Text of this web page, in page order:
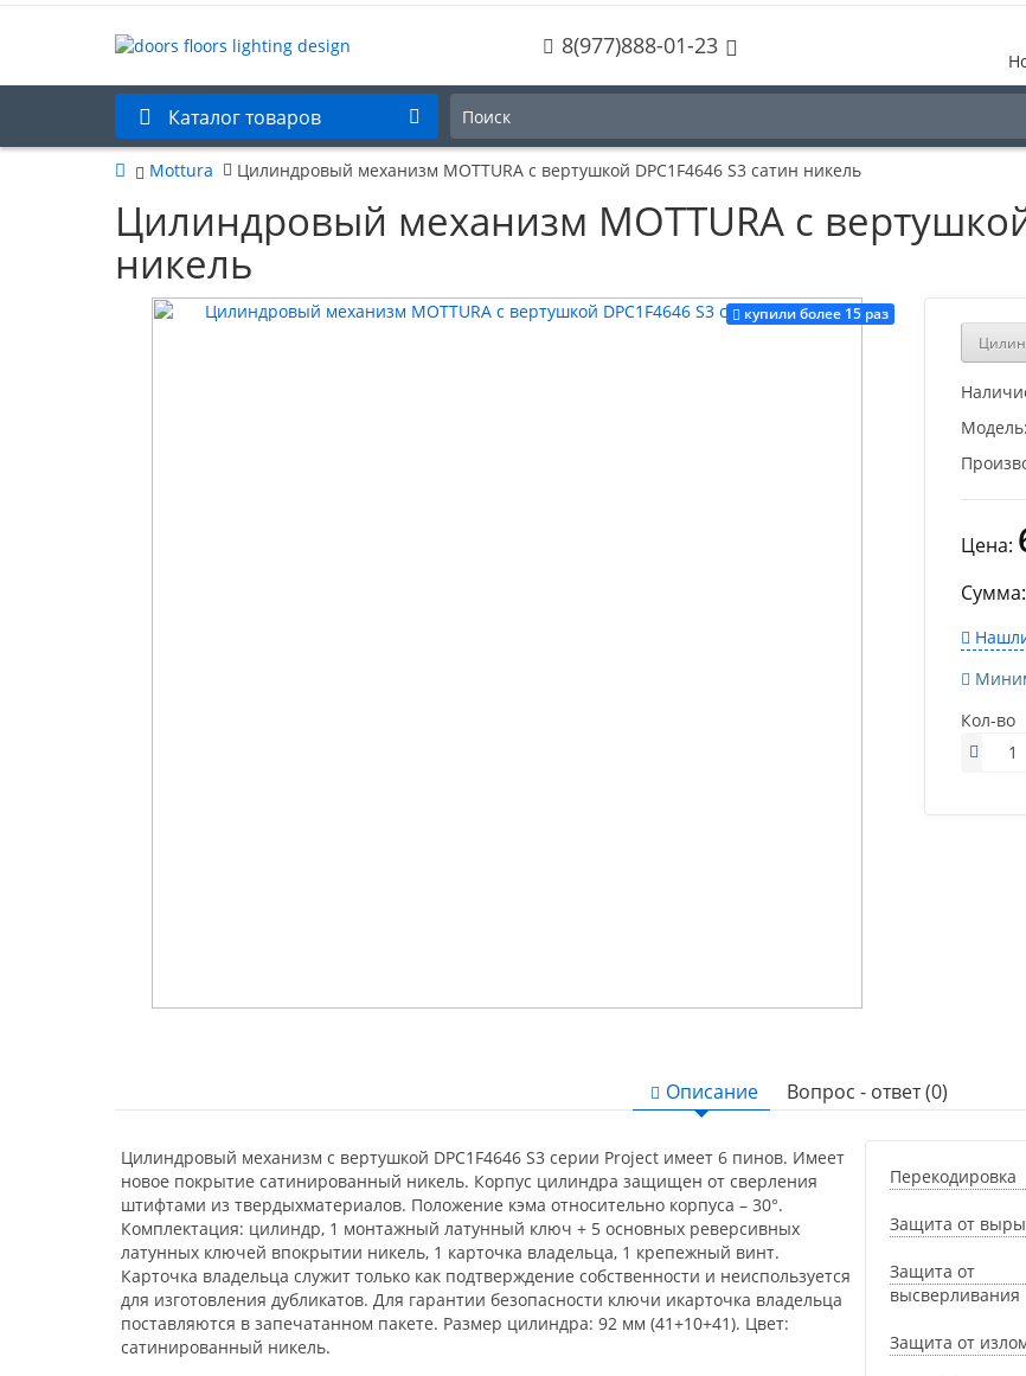
8(977)888-01-23
Каталог товаров
Mottura Цилиндровый механизм MOTTURA с вертушкой DPC1F4646 S3 сатин никель
Цилиндровый механизм MOTTURA с
никель
купили более 15 раз
Модель:
Цена:
Сумма:
Кол-во
Описание Вопрос - ответ (0)
Цилиндровый механизм с вертушкой DPC1F4646 S3 серии Project имеет 6 пинов. Имеет
новое покрытие сатинированный никель. Корпус цилиндра защищен от сверления
штифтами из твердыхматериалов. Положение кэма относительно корпуса – 30°.
Комплектация: цилиндр, 1 монтажный латунный ключ + 5 основных реверсивных
латунных ключей впокрытии никель, 1 карточка владельца, 1 крепежный винт.
Карточка владельца служит только как подтверждение собственности и неиспользуется
для изготовления дубликатов. Для гарантии безопасности ключи икарточка владельца
поставляются в запечатанном пакете. Размер цилиндра: 92 мм (41+10+41). Цвет:
сатинированный никель.
Перекодировка
Защита от
Защита от
высверливания
Защита от